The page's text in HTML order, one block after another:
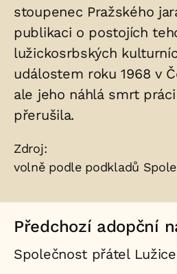
stoupenec Pražského
publikaci o postojích
lužickosrbských
událostem roku 1968 v
ale jeho náhlá smrt
přerušila.
Zdroje:
Zdroj:
volně podle podkladů
Předchozí adopční
Společnost přátel